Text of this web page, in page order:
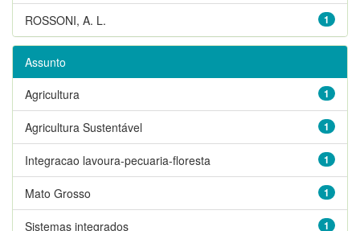
1
ROSSONI, A. L.
Assunto
1
Agricultura
1
Agricultura Sustentável
1
Integracao lavoura-pecuaria-floresta
1
Mato Grosso
1
Sistemas integrados